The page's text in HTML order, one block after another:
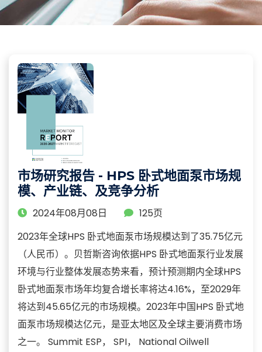
市场研究报告 - HPS 卧式地面泵市场规
模、产业链、及竞争分析
2024年08月08日
125页
2023年全球HPS 卧式地面泵市场规模达到了35.75亿元
（人民币）。贝哲斯咨询依据HPS 卧式地面泵行业发展
环境与行业整体发展态势来看，预计预测期内全球HPS
卧式地面泵市场年均复合增长率将达4.16%，至2029年
将达到45.65亿元的市场规模。2023年中国HPS 卧式地
面泵市场规模达亿元，是亚太地区及全球主要消费市场
之一。 Summit ESP， SPI， National Oilwell